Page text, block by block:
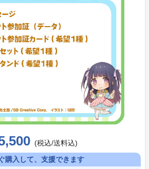
(税込/送料込)
購入して、支援できます